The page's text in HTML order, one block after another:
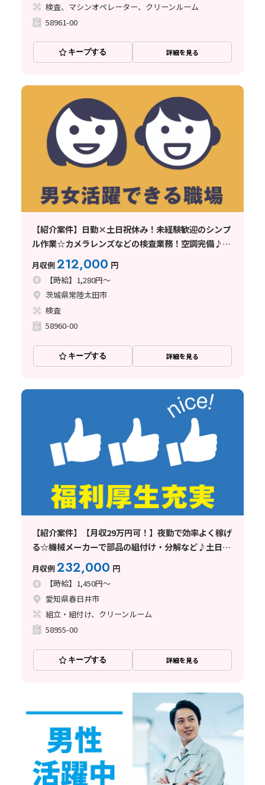
検査、マシンオペレーター、クリーンルーム
58961-00
キープする 詳細を見る
【紹介案件】日勤×土日祝休み！未経験歓迎のシンプ
ル作業☆カメラレンズなどの検査業務！空調完備♪残
業少なめ
月収例212,000 円
【時給】1,280円～
茨城県常陸太田市
検査
58960-00
キープする 詳細を見る
【紹介案件】【月収29万円可！】夜勤で効率よく稼げ
る☆機械メーカーで部品の組付け・分解など♪土日休
月収例232,000 円
【時給】1,450円～
愛知県春日井市
組立・組付け、クリーンルーム
58955-00
キープする 詳細を見る